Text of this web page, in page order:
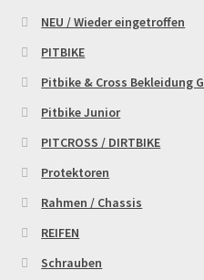
NEU / Wieder eingetroffen
PITBIKE
Pitbike & Cross Bekleidung
Pitbike Junior
PITCROSS / DIRTBIKE
Protektoren
Rahmen / Chassis
REIFEN
Schrauben